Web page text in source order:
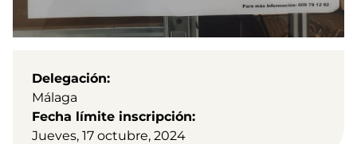
Delegación
Málaga
Fecha límite inscripción
Jueves, 17 octubre, 2024